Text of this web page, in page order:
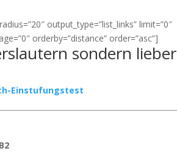
output_type=”list_links” limit=”0″
orderby=”distance” order=”asc”]
sondern lieber
Einstufungstest